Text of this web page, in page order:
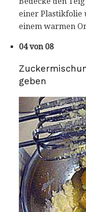
einer Plastikfolie
einem warmen
04 von 08
geben